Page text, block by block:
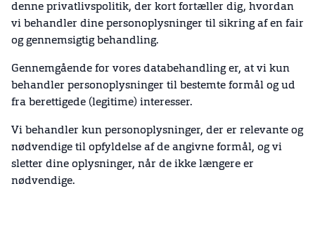
denne privatlivspolitik, der kort fortæller dig, hvordan
vi behandler dine personoplysninger til sikring af en fair
og gennemsigtig behandling.
Gennemgående for vores databehandling er, at vi kun
behandler personoplysninger til bestemte formål og ud
fra berettigede (legitime) interesser.
Vi behandler kun personoplysninger, der er relevante og
nødvendige til opfyldelse af de angivne formål, og vi
sletter dine oplysninger, når de ikke længere er
nødvendige.